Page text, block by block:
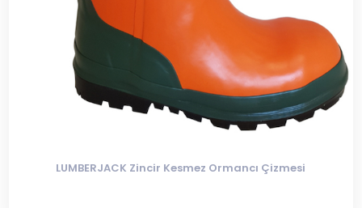
LUMBERJACK Zincir Kesmez Ormancı Çizmesi